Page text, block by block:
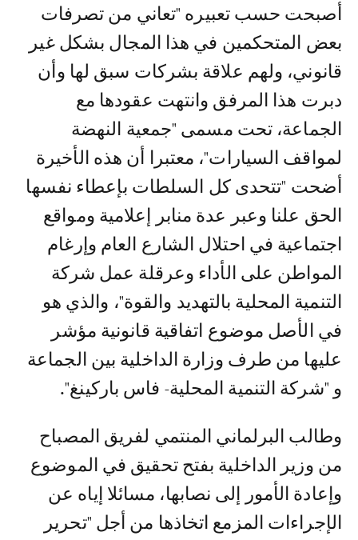
أصبحت حسب تعبيره "تعاني من تصرفات
بعض المتحكمين في هذا المجال بشكل غير
قانوني، ولهم علاقة بشركات سبق لها وأن
دبرت هذا المرفق وانتهت عقودها مع
الجماعة، تحت مسمى "جمعية النهضة
لمواقف السيارات"، معتبرا أن هذه الأخيرة
أضحت "تتحدى كل السلطات بإعطاء نفسها
الحق علنا وعبر عدة منابر إعلامية ومواقع
اجتماعية في احتلال الشارع العام وإرغام
المواطن على الأداء وعرقلة عمل شركة
التنمية المحلية بالتهديد والقوة"، والذي هو
في الأصل موضوع اتفاقية قانونية مؤشر
عليها من طرف وزارة الداخلية بين الجماعة
و "شركة التنمية المحلية- فاس باركينغ".
وطالب البرلماني المنتمي لفريق المصباح
من وزير الداخلية بفتح تحقيق في الموضوع
وإعادة الأمور إلى نصابها، مسائلا إياه عن
الإجراءات المزمع اتخاذها من أجل "تحرير